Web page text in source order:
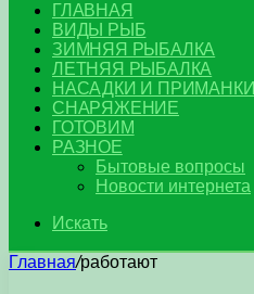
ГЛАВНАЯ
ВИДЫ РЫБ
ЗИМНЯЯ РЫБАЛКА
ЛЕТНЯЯ РЫБАЛКА
НАСАДКИ И ПРИМАНКИ
СНАРЯЖЕНИЕ
ГОТОВИМ
РАЗНОЕ
Бытовые вопросы
Новости интернета
Искать
Главная/работают